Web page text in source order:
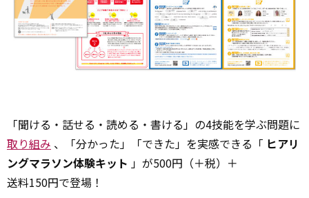
「聞ける・話せる・読める・書ける」の4技能を学ぶ問題に
取り組み 、「分かった」「できた」を実感できる「 ヒアリ
ングマラソン体験キット 」が500円（＋税）＋
送料150円で登場！